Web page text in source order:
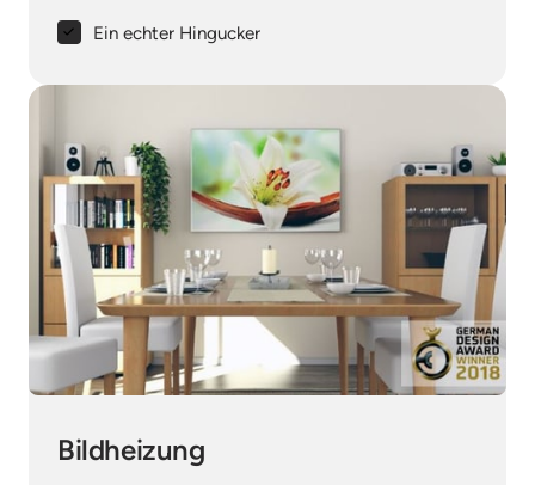
Ein echter Hingucker
Bildheizung